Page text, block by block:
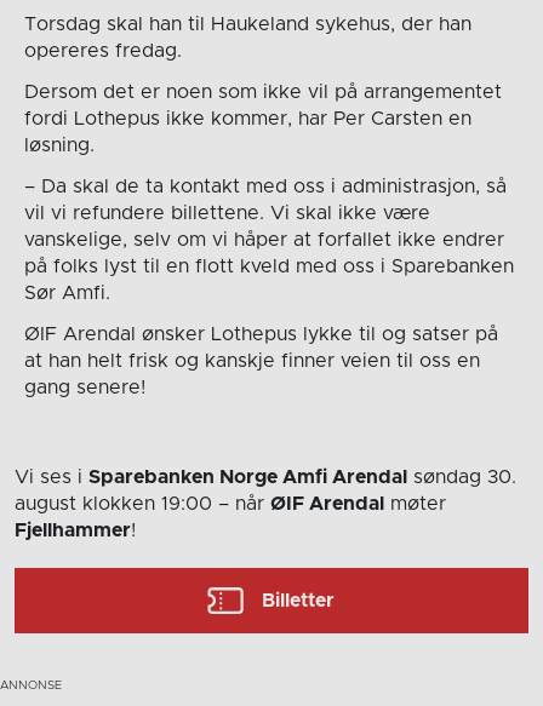
Torsdag skal han til Haukeland sykehus, der han
opereres fredag.
Dersom det er noen som ikke vil på arrangementet
fordi Lothepus ikke kommer, har Per Carsten en
løsning.
– Da skal de ta kontakt med oss i administrasjon, så
vil vi refundere billettene. Vi skal ikke være
vanskelige, selv om vi håper at forfallet ikke endrer
på folks lyst til en flott kveld med oss i Sparebanken
Sør Amfi.
ØIF Arendal ønsker Lothepus lykke til og satser på
at han helt frisk og kanskje finner veien til oss en
gang senere!
Vi ses i Sparebanken Norge Amfi Arendal
søndag 30.
august klokken 19:00 – når ØIF Arendal
møter
Fjellhammer!
Billetter